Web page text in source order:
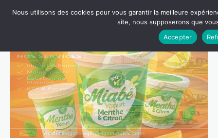
Nous utilisons des cookies pour vous garantir la meilleure
site, nous supposerons que
Accepter